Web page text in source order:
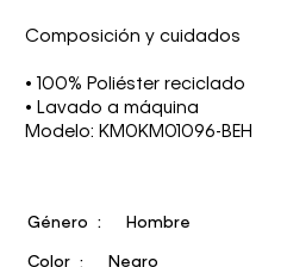
Composición y cuidados
• 100% Poliéster reciclado
• Lavado a máquina
Modelo: KM0KM01096-BEH
Género Hombre
Color Negro